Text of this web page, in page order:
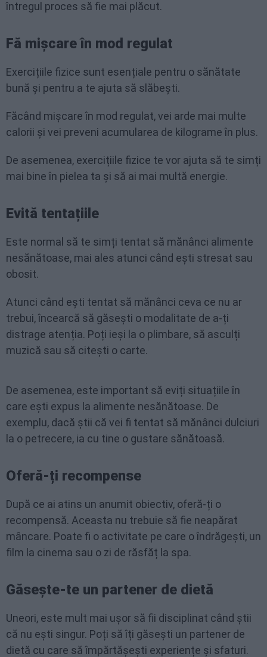
întregul proces să fie mai plăcut.
Fă mișcare în mod regulat
Exercițiile fizice sunt esențiale pentru o sănătate
bună și pentru a te ajuta să slăbești.
Făcând mișcare în mod regulat, vei arde mai multe
calorii și vei preveni acumularea de kilograme în plus.
De asemenea, exercițiile fizice te vor ajuta să te simți
mai bine în pielea ta și să ai mai multă energie.
Evită tentațiile
Este normal să te simți tentat să mănânci alimente
nesănătoase, mai ales atunci când ești stresat sau
obosit.
Atunci când ești tentat să mănânci ceva ce nu ar
trebui, încearcă să găsești o modalitate de a-ți
distrage atenția. Poți ieși la o plimbare, să asculți
muzică sau să citești o carte.
De asemenea, este important să eviți situațiile în
care ești expus la alimente nesănătoase. De
exemplu, dacă știi că vei fi tentat să mănânci dulciuri
la o petrecere, ia cu tine o gustare sănătoasă.
Oferă-ți recompense
După ce ai atins un anumit obiectiv, oferă-ți o
recompensă. Aceasta nu trebuie să fie neapărat
mâncare. Poate fi o activitate pe care o îndrăgești, un
film la cinema sau o zi de răsfăț la spa.
Găsește-te un partener de dietă
Uneori, este mult mai ușor să fii disciplinat când știi
că nu ești singur. Poți să îți găsești un partener de
dietă cu care să împărtășești experiențe și sfaturi.